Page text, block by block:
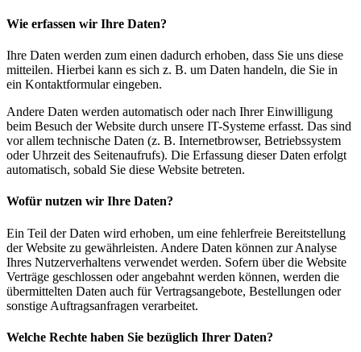
Wie erfassen wir Ihre Daten?
Ihre Daten werden zum einen dadurch erhoben, dass Sie uns diese
mitteilen. Hierbei kann es sich z. B. um Daten handeln, die Sie in
ein Kontaktformular eingeben.
Andere Daten werden automatisch oder nach Ihrer Einwilligung
beim Besuch der Website durch unsere IT-Systeme erfasst. Das sind
vor allem technische Daten (z. B. Internetbrowser, Betriebssystem
oder Uhrzeit des Seitenaufrufs). Die Erfassung dieser Daten erfolgt
automatisch, sobald Sie diese Website betreten.
Wofür nutzen wir Ihre Daten?
Ein Teil der Daten wird erhoben, um eine fehlerfreie Bereitstellung
der Website zu gewährleisten. Andere Daten können zur Analyse
Ihres Nutzerverhaltens verwendet werden. Sofern über die Website
Verträge geschlossen oder angebahnt werden können, werden die
übermittelten Daten auch für Vertragsangebote, Bestellungen oder
sonstige Auftragsanfragen verarbeitet.
Welche Rechte haben Sie bezüglich Ihrer Daten?